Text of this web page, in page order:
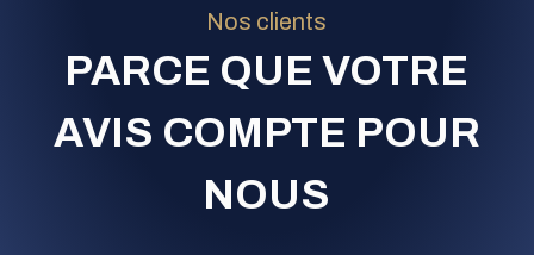
Nos clients
PARCE QUE VOTRE
AVIS COMPTE POUR
NOUS